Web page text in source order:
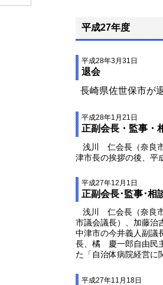
平成27年度
平成28年3月31日
退会
長崎県佐世保市が
平成28年1月21日
正副会長・監事・
浅川 仁会長（奈良市
津市長の挨拶の後、平
平成27年12月1日
正副会長･監事･相
浅川 仁会長（奈良
市議会議長）、加藤治
中津市の今井義人副議
長、橘 慶一郎自由民
た「自治体病院経営に
平成27年11月18日